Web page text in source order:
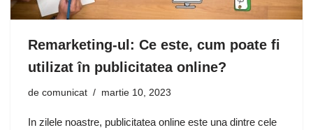
Remarketing-ul: Ce este, cum poate fi
utilizat în publicitatea online?
de comunicat martie 10, 2023
In zilele noastre, publicitatea online este una dintre cele